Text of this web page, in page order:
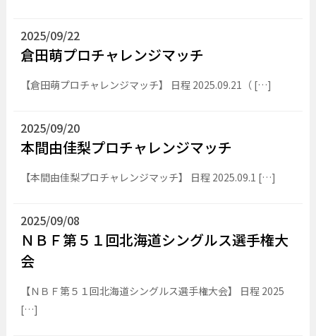
2025/09/22
倉田萌プロチャレンジマッチ
【倉田萌プロチャレンジマッチ】 日程 2025.09.21（ […]
2025/09/20
本間由佳梨プロチャレンジマッチ
【本間由佳梨プロチャレンジマッチ】 日程 2025.09.1 […]
2025/09/08
ＮＢＦ第５１回北海道シングルス選手権大
会
【ＮＢＦ第５１回北海道シングルス選手権大会】 日程 2025
[…]